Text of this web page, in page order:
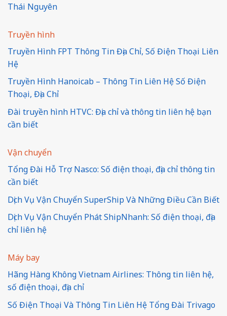
Thái Nguyên
Truyền hình
Truyền Hình FPT Thông Tin Địa Chỉ, Số Điện Thoại Liên
Hệ
Truyền Hình Hanoicab – Thông Tin Liên Hệ Số Điện
Thoại, Địa Chỉ
Đài truyền hình HTVC: Địa chỉ và thông tin liên hệ bạn
cần biết
Vận chuyển
Tổng Đài Hỗ Trợ Nasco: Số điện thoại, địa chỉ thông tin
cần biết
Dịch Vụ Vận Chuyển SuperShip Và Những Điều Cần Biết
Dịch Vụ Vận Chuyển Phát ShipNhanh: Số điện thoại, địa
chỉ liên hệ
Máy bay
Hãng Hàng Không Vietnam Airlines: Thông tin liên hệ,
số điện thoại, địa chỉ
Số Điện Thoại Và Thông Tin Liên Hệ Tổng Đài Trivago